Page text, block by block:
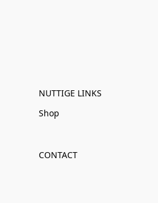
NUTTIGE LINKS
Shop
CONTACT